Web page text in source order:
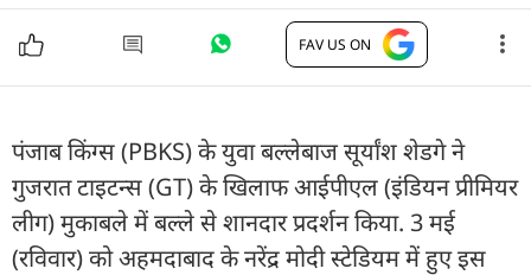
FAV US ON
पंजाब किंग्स (PBKS) के युवा बल्लेबाज सूर्यांश शेडगे ने
गुजरात टाइटन्स (GT) के खिलाफ आईपीएल (इंडियन प्रीमियर
लीग) मुकाबले में बल्ले से शानदार प्रदर्शन किया. 3 मई
(रविवार) को अहमदाबाद के नरेंद्र मोदी स्टेडियम में हुए इस